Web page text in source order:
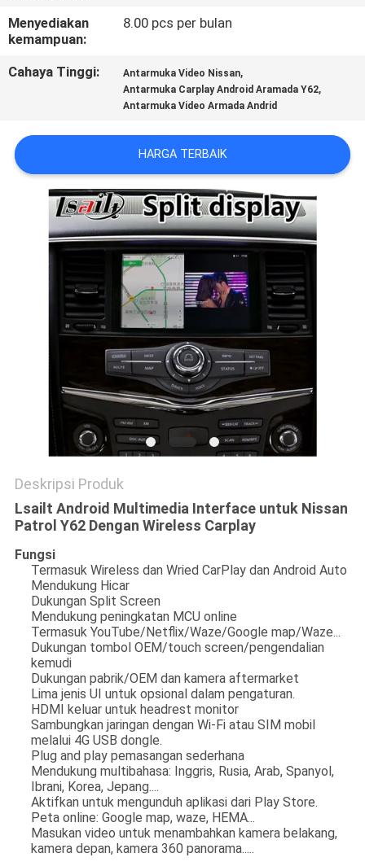
BERITA
KASUS
SITEMAP
PRIVACY
POLICY
Menyediakan
kemampuan:
8.00 pcs per bulan
Cahaya Tinggi: Antarmuka Video Nissan,
Antarmuka Carplay Android Aramada Y62,
Antarmuka Video Armada Andrid
HARGA TERBAIK
Deskripsi Produk
Lsailt Android Multimedia Interface untuk Nissan
Patrol Y62 Dengan Wireless Carplay
Fungsi
Termasuk Wireless dan Wried CarPlay dan Android Auto
Mendukung Hicar
Dukungan Split Screen
Mendukung peningkatan MCU online
Termasuk YouTube/Netflix/Waze/Google map/Waze...
Dukungan tombol OEM/touch screen/pengendalian
kemudi
Dukungan pabrik/OEM dan kamera aftermarket
Lima jenis UI untuk opsional dalam pengaturan.
HDMI keluar untuk headrest monitor
Sambungkan jaringan dengan Wi-Fi atau SIM mobil
melalui 4G USB dongle.
Plug and play pemasangan sederhana
Mendukung multibahasa: Inggris, Rusia, Arab, Spanyol,
Ibrani, Korea, Jepang....
Aktifkan untuk mengunduh aplikasi dari Play Store.
Peta online: Google map, waze, HEMA...
Masukan video untuk menambahkan kamera belakang,
kamera depan, kamera 360 panorama.....